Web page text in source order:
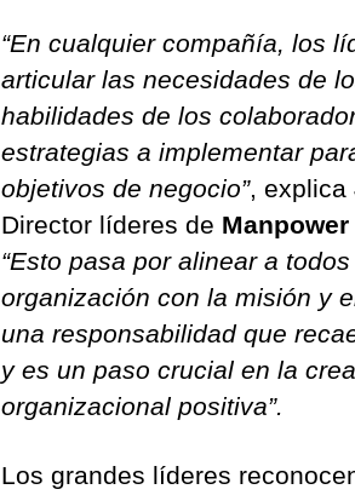
“En cualquier compañía, los
articular las necesidades de
habilidades de los
estrategias a implementar
objetivos de negocio”, explica
Director líderes de
“Esto pasa por alinear a
organización con la misión y
una responsabilidad que
y es un paso crucial en la
organizacional positiva”.
Los grandes líderes